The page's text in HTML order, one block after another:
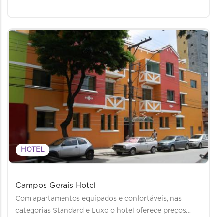
HOTEL
Campos Gerais Hotel
Com apartamentos equipados e confortáveis, nas
categorias Standard e Luxo o hotel oferece preços…